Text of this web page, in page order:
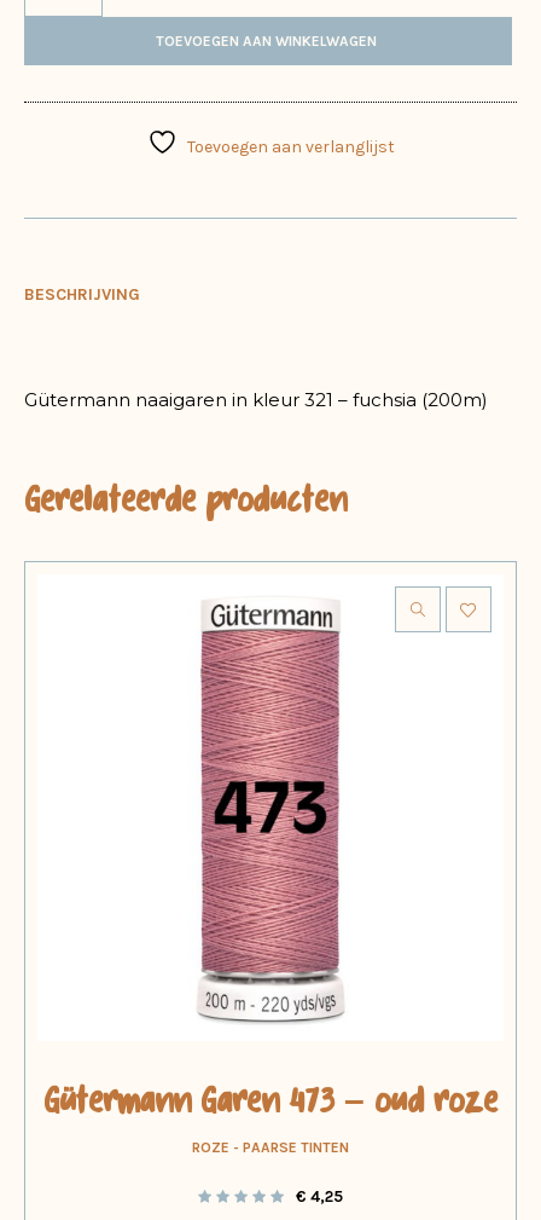
TOEVOEGEN AAN WINKELWAGEN
Toevoegen aan verlanglijst
BESCHRIJVING
Gütermann naaigaren in kleur 321 – fuchsia (200m)
Gerelateerde producten
Gütermann Garen 473 – oud roze
ROZE - PAARSE TINTEN
€ 4,25